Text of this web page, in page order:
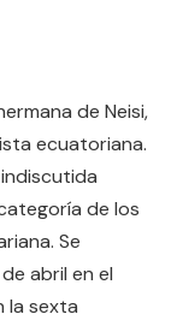
de Neisi,
ecuatoriana.
de los
Se
abril en el
la sexta